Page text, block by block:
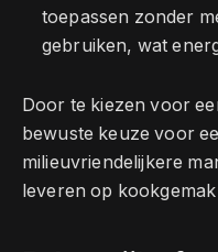
toepassen zonder
gebruiken, wat
Door te kiezen voor
bewuste keuze voor
milieuvriendelijkere
leveren op